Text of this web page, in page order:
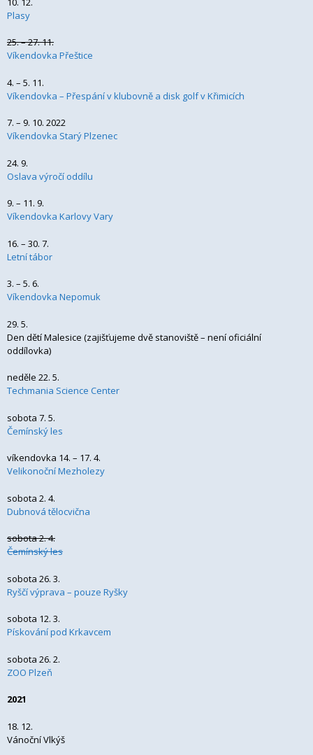
Plasy
25. – 27. 11.
Víkendovka Přeštice
4. – 5. 11.
Víkendovka – Přespání v klubovně a disk golf v Křimicích
7. – 9. 10. 2022
Víkendovka Starý Plzenec
24. 9.
Oslava výročí oddílu
9. – 11. 9.
Víkendovka Karlovy Vary
16. – 30. 7.
Letní tábor
3. – 5. 6.
Víkendovka Nepomuk
29. 5.
Den dětí Malesice (zajišťujeme dvě stanoviště – není oficiální
oddílovka)
neděle 22. 5.
Techmania Science Center
sobota 7. 5.
Čemínský les
víkendovka 14. – 17. 4.
Velikonoční Mezholezy
sobota 2. 4.
Dubnová tělocvična
sobota 2. 4.
Čemínský les
sobota 26. 3.
Ryščí výprava – pouze Ryšky
sobota 12. 3.
Pískování pod Krkavcem
sobota 26. 2.
ZOO Plzeň
2021
18. 12.
Vánoční Vlkýš